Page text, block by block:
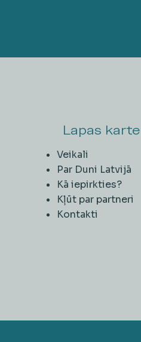
Lapas karte
Veikali
Par Duni Latvijā
Kā iepirkties?
Kļūt par partneri
Kontakti